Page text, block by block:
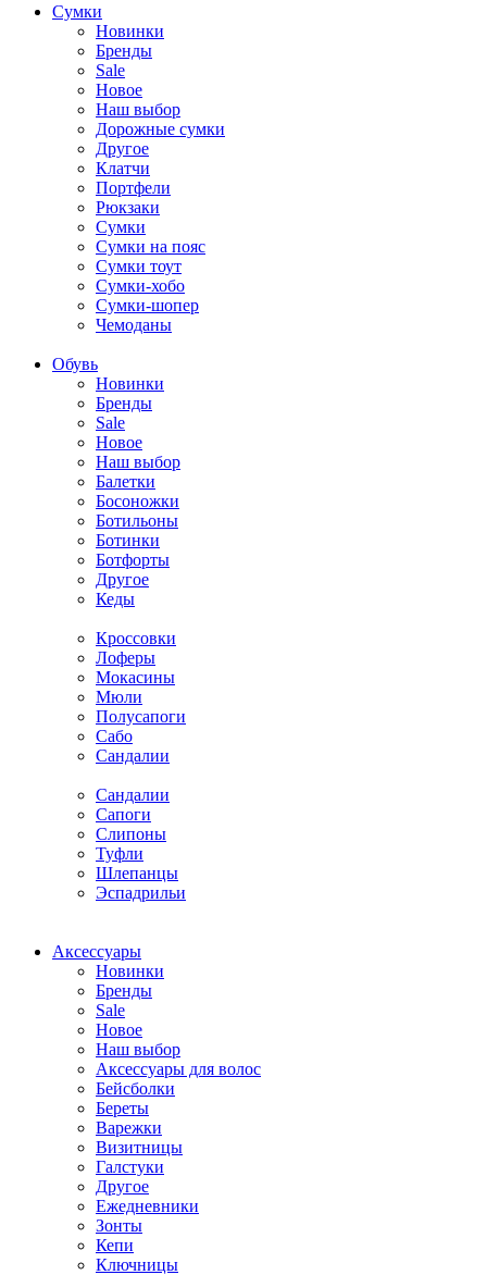
Cумки
Новинки
Бренды
Sale
Новое
Наш выбор
Дорожные сумки
Другое
Клатчи
Портфели
Рюкзаки
Сумки
Сумки на пояс
Сумки тоут
Сумки-хобо
Сумки-шопер
Чемоданы
Обувь
Новинки
Бренды
Sale
Новое
Наш выбор
Балетки
Босоножки
Ботильоны
Ботинки
Ботфорты
Другое
Кеды
Кроссовки
Лоферы
Мокасины
Мюли
Полусапоги
Сабо
Сандалии
Сандалии
Сапоги
Слипоны
Туфли
Шлепанцы
Эспадрильи
Аксессуары
Новинки
Бренды
Sale
Новое
Наш выбор
Аксессуары для волос
Бейсболки
Береты
Варежки
Визитницы
Галстуки
Другое
Ежедневники
Зонты
Кепи
Ключницы